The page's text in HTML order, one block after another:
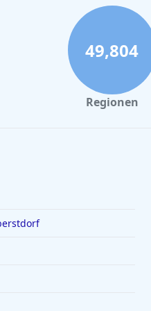
49,804
Regionen